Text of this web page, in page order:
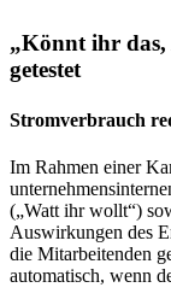
„Könnt ihr
getestet
Stromverbrauch
Im Rahmen einer
(„Watt ihr wollt“)
Auswirkungen des
die Mitarbeitenden
automatisch, wenn